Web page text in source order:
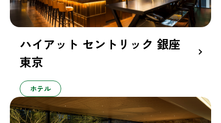
ハイアット セントリック 銀座
東京
ホテル